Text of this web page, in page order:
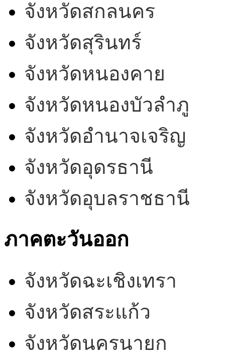
จังหวัดสกลนคร
จังหวัดสุรินทร์
จังหวัดหนองคาย
จังหวัดหนองบัวลำภู
จังหวัดอำนาจเจริญ
จังหวัดอุดรธานี
จังหวัดอุบลราชธานี
ภาคตะวันออก
จังหวัดฉะเชิงเทรา
จังหวัดสระแก้ว
จังหวัดนครนายก